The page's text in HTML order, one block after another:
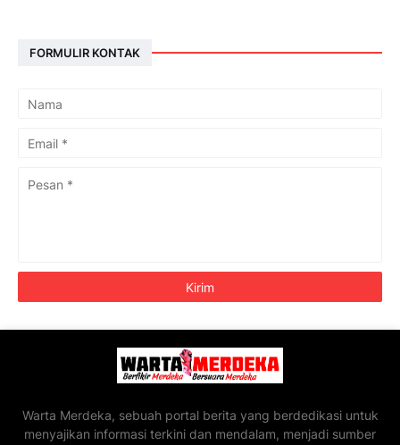
FORMULIR KONTAK
Warta Merdeka, sebuah portal berita yang berdedikasi untuk
menyajikan informasi terkini dan mendalam, menjadi sumber